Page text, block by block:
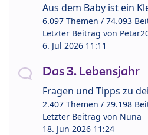
Aus dem Baby ist ein
6.097 Themen / 74.093
Letzter Beitrag von
6. Jul 2026 11:11
Das 3. Lebensjahr
Fragen und Tipps zu
2.407 Themen / 29.198
Letzter Beitrag von Nuna
18. Jun 2026 11:24